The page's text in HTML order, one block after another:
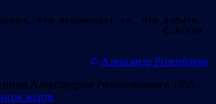
кто вспоминает то, что забыто.
© Александр Розенблюм
Александром Розенблюмом в 1995,
жертв